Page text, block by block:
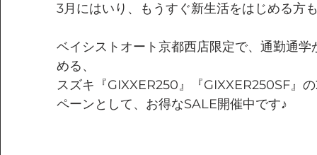
3月にはいり、もうすぐ新生活をはじめる方
ベイシストオート京都西店限定で、通勤通学
める、
スズキ『GIXXER250』『GIXXER250SF』
ペーンとして、お得なSALE開催中です♪